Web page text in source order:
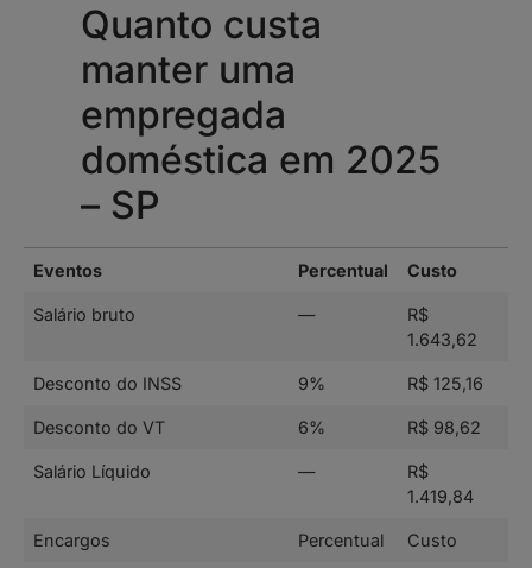
Quanto custa
manter uma
empregada
doméstica em 2025
– SP
Eventos Percentual Custo
Salário bruto —
R$
1.643,62
Desconto do INSS 9% R$ 125,16
Desconto do VT 6% R$ 98,62
Salário Líquido —
R$
1.419,84
Encargos Percentual Custo